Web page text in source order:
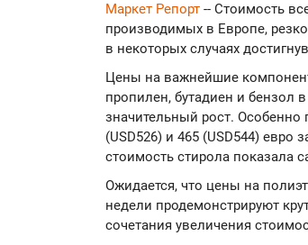
Маркет Репорт -- Стоимость
производимых в Европе,
в некоторых случаях
Цены на важнейшие
пропилен, бутадиен и бензол
значительный рост. Особенно
(USD526) и 465 (USD544) евро
стоимость стирола показала
Ожидается, что цены на
недели продемонстрируют
сочетания увеличения